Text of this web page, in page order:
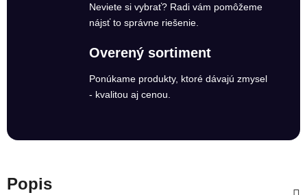
Neviete si vybrať? Radi vám pomôžeme
nájsť to správne riešenie.
Overený sortiment
Ponúkame produkty, ktoré dávajú zmysel
- kvalitou aj cenou.
Popis